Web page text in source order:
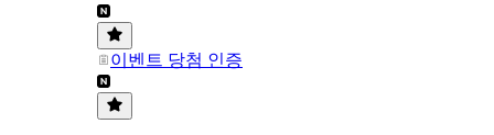
이벤트 당첨 인증